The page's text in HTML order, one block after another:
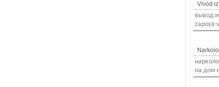
Vivod
вывод
zapoya-
на дом